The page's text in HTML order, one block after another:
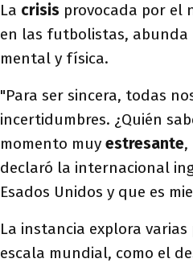
La crisis provocada por el
en las futbolistas, abunda
mental y física.
"Para ser sincera, todas
incertidumbres. ¿Quién
momento muy estresante,
declaró la internacional
Esados Unidos y que es
La instancia explora
escala mundial, como el